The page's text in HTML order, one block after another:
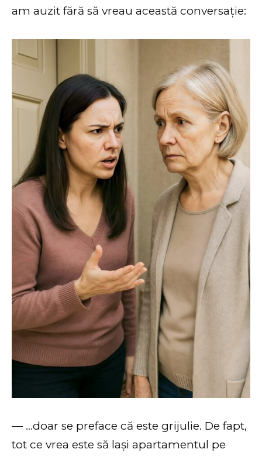
am auzit fără să vreau această conversație:
— …doar se preface că este grijulie. De fapt,
tot ce vrea este să lași apartamentul pe